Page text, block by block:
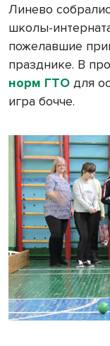
Линево
школы-
пожелавшие
празднике. В
норм ГТО для
игра бочче.